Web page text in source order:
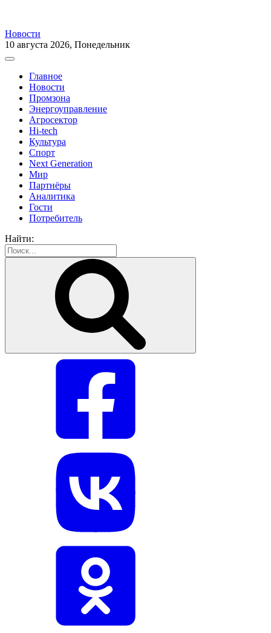
Новости
10 августа 2026, Понедельник
Главное
Новости
Промзона
Энергоуправление
Агросектор
Hi-tech
Культура
Спорт
Next Generation
Мир
Партнёры
Аналитика
Гости
Потребитель
Найти: